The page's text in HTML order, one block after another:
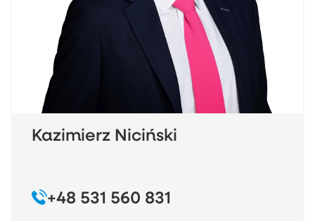
Kazimierz Niciński
+48 531 560 831